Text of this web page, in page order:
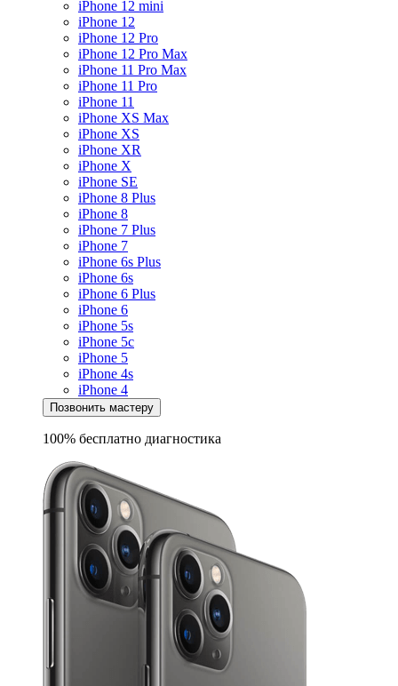
iPhone 12 mini
iPhone 12
iPhone 12 Pro
iPhone 12 Pro Max
iPhone 11 Pro Max
iPhone 11 Pro
iPhone 11
iPhone XS Max
iPhone XS
iPhone XR
iPhone X
iPhone SE
iPhone 8 Plus
iPhone 8
iPhone 7 Plus
iPhone 7
iPhone 6s Plus
iPhone 6s
iPhone 6 Plus
iPhone 6
iPhone 5s
iPhone 5c
iPhone 5
iPhone 4s
iPhone 4
Позвонить мастеру
100% бесплатно диагностика